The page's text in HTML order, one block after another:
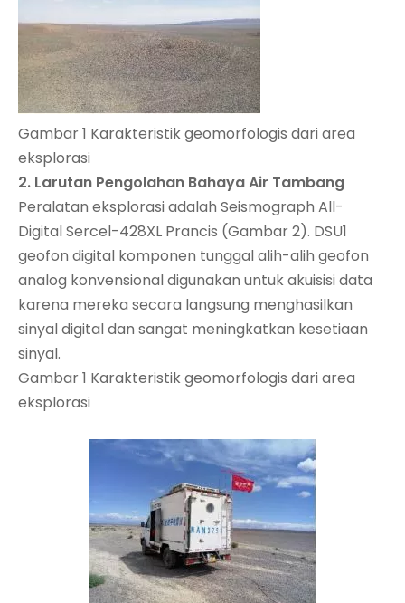
Gambar 1 Karakteristik geomorfologis dari area
eksplorasi
2. Larutan Pengolahan Bahaya Air Tambang
Peralatan eksplorasi adalah Seismograph All-
Digital Sercel-428XL Prancis (Gambar 2). DSU1
geofon digital komponen tunggal alih-alih geofon
analog konvensional digunakan untuk akuisisi data
karena mereka secara langsung menghasilkan
sinyal digital dan sangat meningkatkan kesetiaan
sinyal.
Gambar 1 Karakteristik geomorfologis dari area
eksplorasi